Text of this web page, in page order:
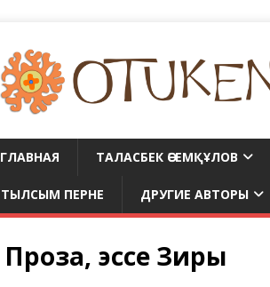
ГЛАВНАЯ ТАЛАСБЕК ӘСЕМҚҰЛОВ
ТЫЛСЫМ ПЕРНЕ ДРУГИЕ АВТОРЫ
Проза, эссе Зиры